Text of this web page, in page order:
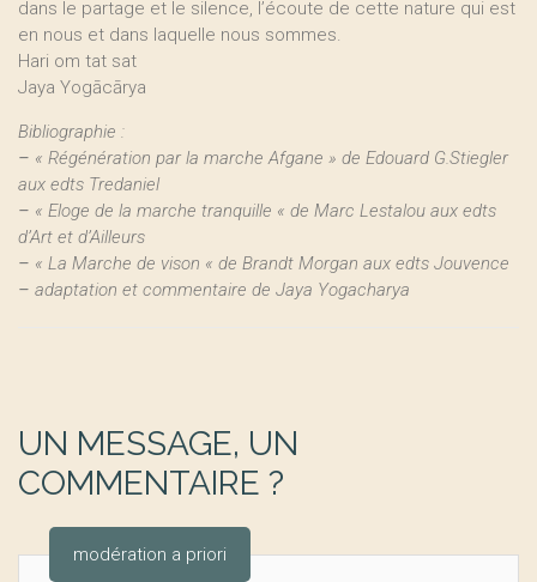
dans le partage et le silence, l’écoute de cette nature qui est
en nous et dans laquelle nous sommes.
Hari om tat sat
Jaya Yogācārya
Bibliographie :
– « Régénération par la marche Afgane » de Edouard G.Stiegler
aux edts Tredaniel
– « Eloge de la marche tranquille « de Marc Lestalou aux edts
d’Art et d’Ailleurs
– « La Marche de vison « de Brandt Morgan aux edts Jouvence
– adaptation et commentaire de Jaya Yogacharya
UN MESSAGE, UN
COMMENTAIRE ?
modération a priori